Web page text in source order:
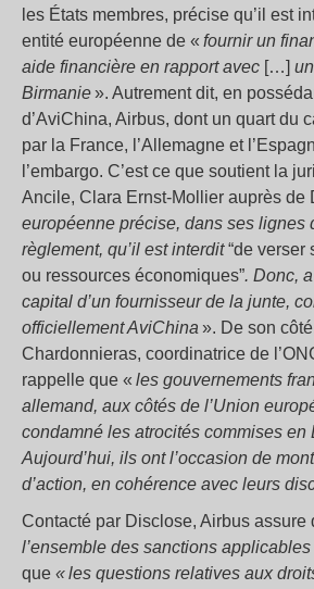
les États membres, précise qu’il est
entité européenne de « fournir un
aide financière en rapport avec […]
Birmanie». Autrement dit, en
d’AviChina, Airbus, dont un quart du
par la France, l’Allemagne et
l’embargo. C’est ce que soutient la
Ancile, Clara Ernst-Mollier auprès de
européenne précise, dans ses lignes
règlement, qu’il est interdit“de verser
ou ressources économiques”. Donc,
capital d’un fournisseur de la junte,
officiellement AviChina ». De son
Chardonnieras, coordinatrice de
rappelle que « les gouvernements
allemand, aux côtés de l’Union
condamné les atrocités commises en
Aujourd’hui, ils ont l’occasion de
d’action, en cohérence avec leurs
Contacté par Disclose, Airbus assure
l’ensemble des sanctions
que « les questions relatives aux